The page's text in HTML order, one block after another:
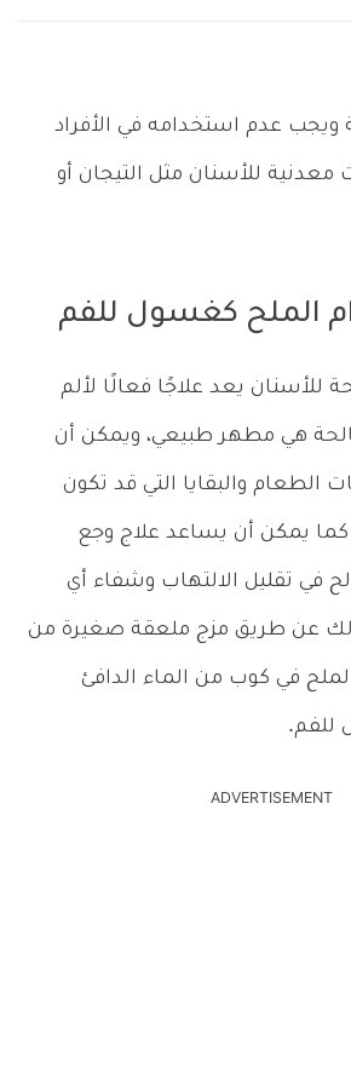
ويجب عدم استخدامه في الأفراد
معدنية للأسنان مثل التيجان أو
الملح كغسول للفم
للأسنان يعد علاجًا فعالًا لألم
هي مطهر طبيعي، ويمكن أن
الطعام والبقايا التي قد تكون
كما يمكن أن يساعد علاج وجع
في تقليل الالتهاب وشفاء أي
عن طريق مزج ملعقة صغيرة من
في كوب من الماء الدافئ
للفم.
ADVERTISEMENT